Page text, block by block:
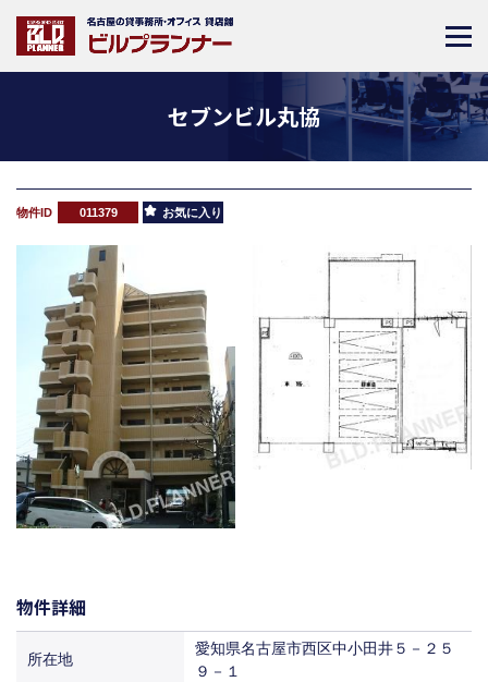
セブンビル丸協
物件ID 011379 お気に入り
物件詳細
所在地
愛知県名古屋市西区中小田井５－２５
９－１